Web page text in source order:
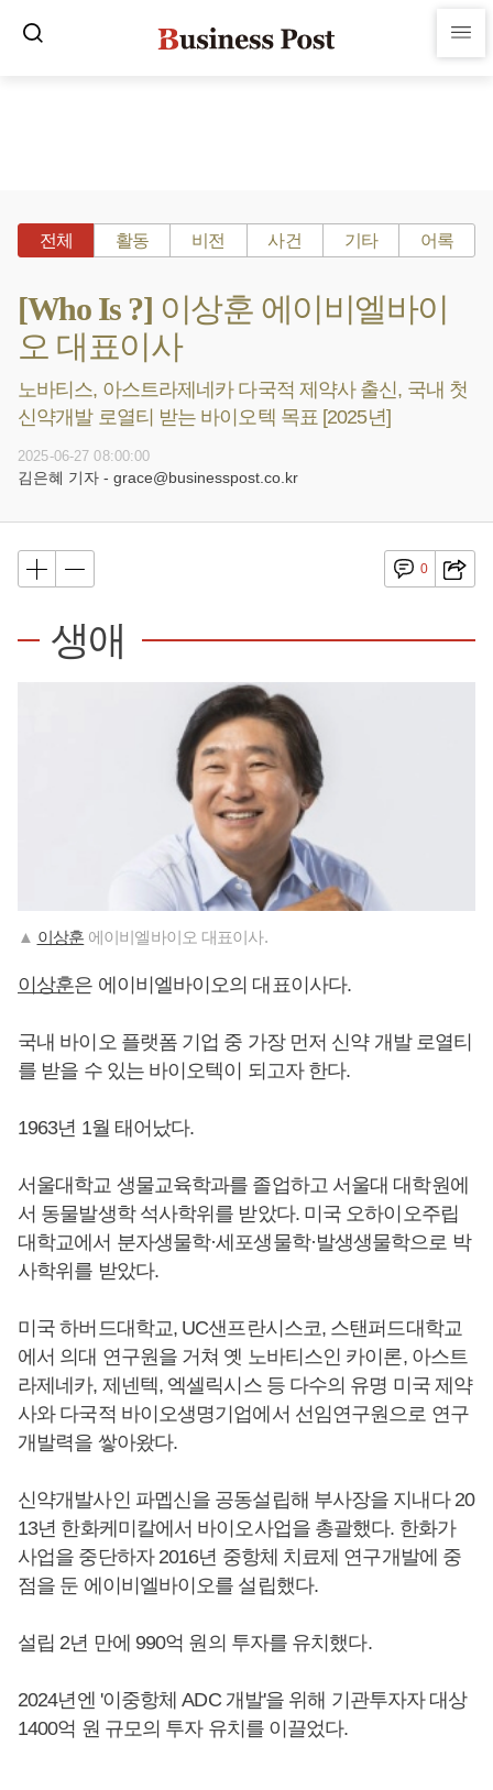
전체 활동 비전 사건 기타 어록
[Who Is ?] 이상훈 에이비엘바이
오 대표이사
노바티스, 아스트라제네카 다국적 제약사 출신, 국내 첫
신약개발 로열티 받는 바이오텍 목표 [2025년]
2025-06-27 08:00:00
김은혜 기자 - grace@businesspost.co.kr
0
생애
▲ 이상훈 에이비엘바이오 대표이사.
이상훈은 에이비엘바이오의 대표이사다.
국내 바이오 플랫폼 기업 중 가장 먼저 신약 개발 로열티
를 받을 수 있는 바이오텍이 되고자 한다.
1963년 1월 태어났다.
서울대학교 생물교육학과를 졸업하고 서울대 대학원에
서 동물발생학 석사학위를 받았다. 미국 오하이오주립
대학교에서 분자생물학·세포생물학·발생생물학으로 박
사학위를 받았다.
미국 하버드대학교, UC샌프란시스코, 스탠퍼드대학교
에서 의대 연구원을 거쳐 옛 노바티스인 카이론, 아스트
라제네카, 제넨텍, 엑셀릭시스 등 다수의 유명 미국 제약
사와 다국적 바이오생명기업에서 선임연구원으로 연구
개발력을 쌓아왔다.
신약개발사인 파멥신을 공동설립해 부사장을 지내다 20
13년 한화케미칼에서 바이오사업을 총괄했다. 한화가
사업을 중단하자 2016년 중항체 치료제 연구개발에 중
점을 둔 에이비엘바이오를 설립했다.
설립 2년 만에 990억 원의 투자를 유치했다.
2024년엔 '이중항체 ADC 개발'을 위해 기관투자자 대상
1400억 원 규모의 투자 유치를 이끌었다.